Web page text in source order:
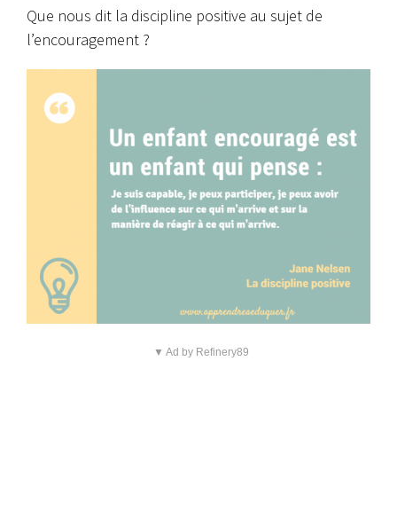
Que nous dit la discipline positive au sujet de
l’encouragement ?
▼ Ad by Refinery89